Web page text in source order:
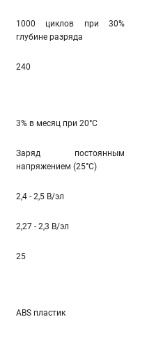
1000 циклов при 30%
глубине разряда
240
3% в месяц при 20°С
Заряд постоянным
напряжением (25°С)
2,4 - 2,5 В/эл
2,27 - 2,3 В/эл
25
ABS пластик